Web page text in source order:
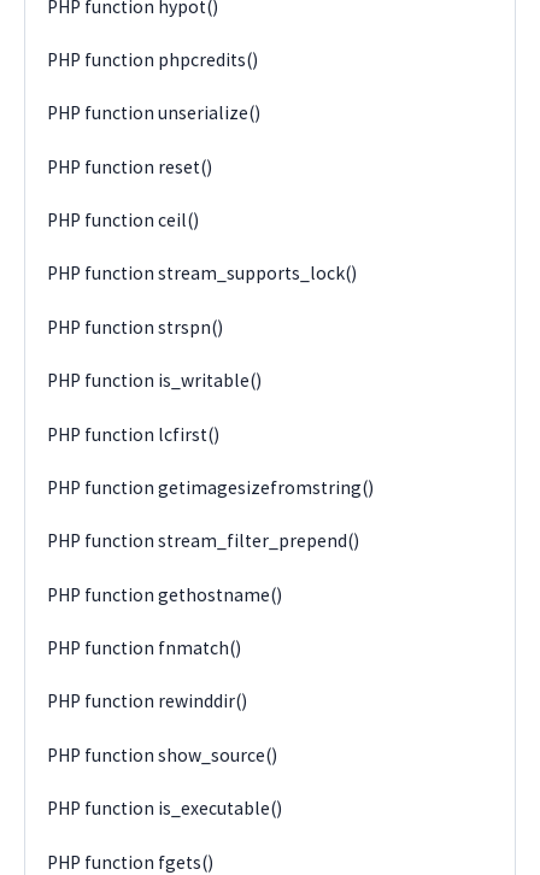
PHP function hypot()
PHP function phpcredits()
PHP function unserialize()
PHP function reset()
PHP function ceil()
PHP function stream_supports_lock()
PHP function strspn()
PHP function is_writable()
PHP function lcfirst()
PHP function getimagesizefromstring()
PHP function stream_filter_prepend()
PHP function gethostname()
PHP function fnmatch()
PHP function rewinddir()
PHP function show_source()
PHP function is_executable()
PHP function fgets()